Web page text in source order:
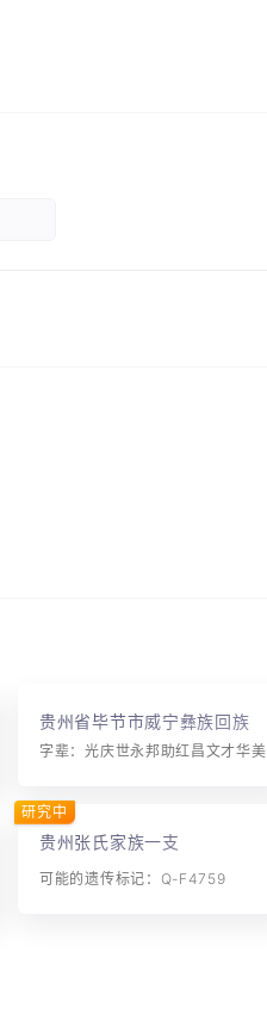
贵州省毕节市威宁彝族回族苗
族自治县张氏
字辈：光庆世永邦助红昌文才华美
贵州张氏家族一支
可能的遗传标记：Q-F4759
研究中